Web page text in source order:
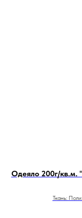
Одеяло 200г/кв.м.
Ткань: